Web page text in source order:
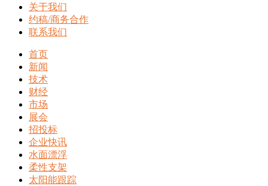
关于我们
约稿/商务合作
联系我们
首页
新闻
技术
财经
市场
展会
招投标
企业快讯
水面漂浮
柔性支架
太阳能跟踪